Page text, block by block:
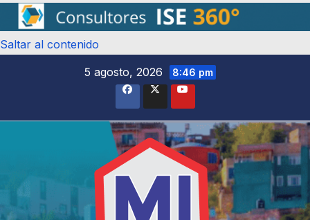
Saltar al contenido
5 agosto, 2026
8:46 pm